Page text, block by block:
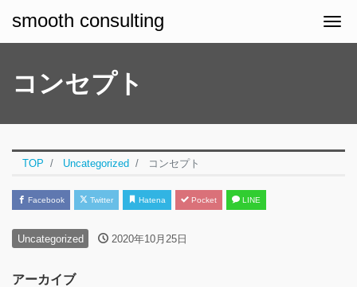
smooth consulting
コンセプト
TOP Uncategorized コンセプト
Facebook Twitter Hatena Pocket LINE
Uncategorized 2020年10月25日
アーカイブ